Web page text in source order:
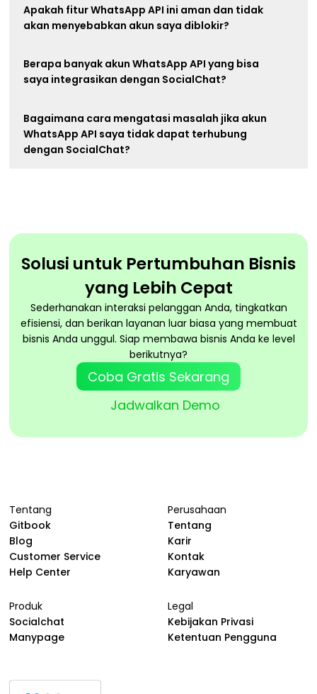
Apakah fitur WhatsApp API ini aman dan tidak
akan menyebabkan akun saya diblokir?
Berapa banyak akun WhatsApp API yang bisa
saya integrasikan dengan SocialChat?
Bagaimana cara mengatasi masalah jika akun
WhatsApp API saya tidak dapat terhubung
dengan SocialChat?
Solusi untuk Pertumbuhan Bisnis
yang Lebih Cepat
Sederhanakan interaksi pelanggan Anda, tingkatkan
efisiensi, dan berikan layanan luar biasa yang membuat
bisnis Anda unggul. Siap membawa bisnis Anda ke level
berikutnya?
Coba Gratis Sekarang
Jadwalkan Demo
Tentang
Gitbook
Blog
Customer Service
Help Center
Perusahaan
Tentang
Karir
Kontak
Karyawan
Produk
Socialchat
Manypage
Legal
Kebijakan Privasi
Ketentuan Pengguna